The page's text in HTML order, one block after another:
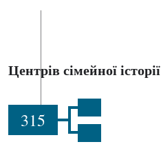
Центрів сімейної історії
315